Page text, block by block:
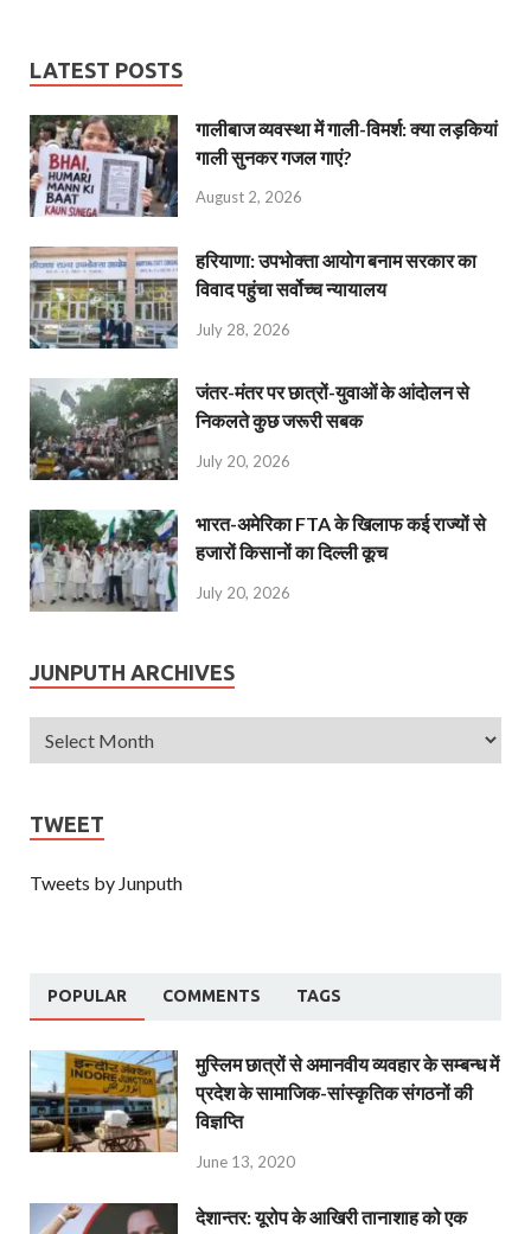
LATEST POSTS
गालीबाज व्‍यवस्‍था में गाली-विमर्श: क्या लड़कियां
गाली सुनकर गजल गाएं?
August 2, 2026
हरियाणा: उपभोक्ता आयोग बनाम सरकार का
विवाद पहुंचा सर्वोच्च न्यायालय
July 28, 2026
जंतर-मंतर पर छात्रों-युवाओं के आंदोलन से
निकलते कुछ जरूरी सबक
July 20, 2026
भारत-अमेरिका FTA के खिलाफ कई राज्यों से
हजारों किसानों का दिल्ली कूच
July 20, 2026
JUNPUTH ARCHIVES
TWEET
Tweets by Junputh
POPULAR COMMENTS TAGS
मुस्लिम छात्रों से अमानवीय व्यवहार के सम्बन्ध में
प्रदेश के सामाजिक-सांस्कृतिक संगठनों की
विज्ञप्ति
June 13, 2020
देशान्‍तर: यूरोप के आखिरी तानाशाह को एक